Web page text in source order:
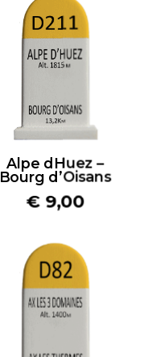
Alpe dHuez –
Bourg d’Oisans
€ 9,00